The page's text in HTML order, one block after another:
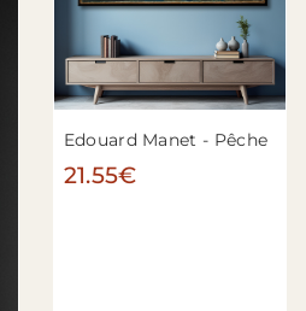
Edouard Manet - Pêche
21.55€